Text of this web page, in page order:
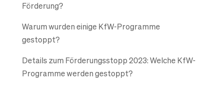
Förderung?
Warum wurden einige KfW-Programme
gestoppt?
Details zum Förderungsstopp 2023: Welche KfW-
Programme werden gestoppt?